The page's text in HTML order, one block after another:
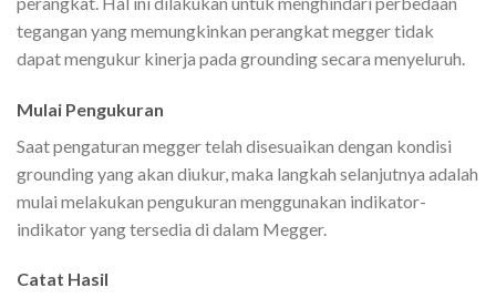
tegangan yang memungkinkan perangkat megger tidak
dapat mengukur kinerja pada grounding secara menyeluruh.
Mulai Pengukuran
Saat pengaturan megger telah disesuaikan dengan kondisi
grounding yang akan diukur, maka langkah selanjutnya adalah
mulai melakukan pengukuran menggunakan indikator-
indikator yang tersedia di dalam Megger.
Catat Hasil